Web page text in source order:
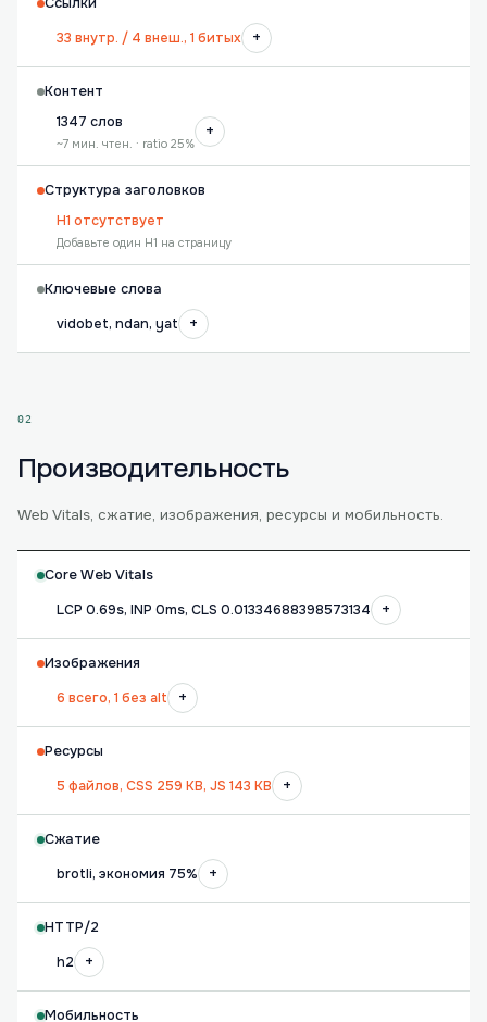
33 внутр. / 4 внеш., 1 битых
+
Контент
1347 слов
~7 мин. чтен. · ratio 25%
+
Структура заголовков
H1 отсутствует
Добавьте один H1 на страницу
Ключевые слова
vidobet, ndan, yat
+
02
Производительность
Web Vitals, сжатие, изображения, ресурсы и мобильность.
Core Web Vitals
LCP 0.69s, INP 0ms, CLS 0.01334688398573134
+
Изображения
6 всего, 1 без alt
+
Ресурсы
5 файлов, CSS 259 KB, JS 143 KB
+
Сжатие
brotli, экономия 75%
+
HTTP/2
h2
+
Мобильность